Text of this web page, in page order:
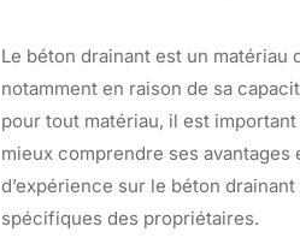
Le béton drainant est un
notamment en raison de sa
pour tout matériau, il est
mieux comprendre ses
d’expérience sur le béton
spécifiques des propriétaires.